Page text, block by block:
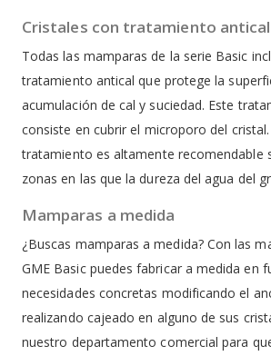
Cristales con tratamiento antical
Todas las mamparas de la serie Basic
tratamiento antical que protege la
acumulación de cal y suciedad. Este
consiste en cubrir el microporo del
tratamiento es altamente recomendable
zonas en las que la dureza del agua del
Mamparas a medida
¿Buscas mamparas a medida? Con las
GME Basic puedes fabricar a medida en
necesidades concretas modificando el
realizando cajeado en alguno de sus
nuestro departamento comercial para